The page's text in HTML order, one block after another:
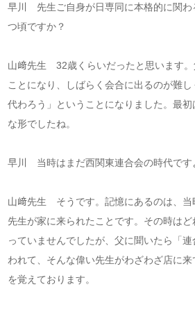
早川 先生ご自身が日専同に本格的に関わ
つ頃ですか？
山﨑先生 32歳くらいだったと思います。
ことになり、しばらく会合に出るのが難
代わろう」ということになりました。最
な形でしたね。
早川 当時はまだ西関東連合会の時代です
山﨑先生 そうです。記憶にあるのは、当
先生が家に来られたことです。その時は
っていませんでしたが、父に聞いたら「
われて、そんな偉い先生がわざわざ店に
を覚えております。